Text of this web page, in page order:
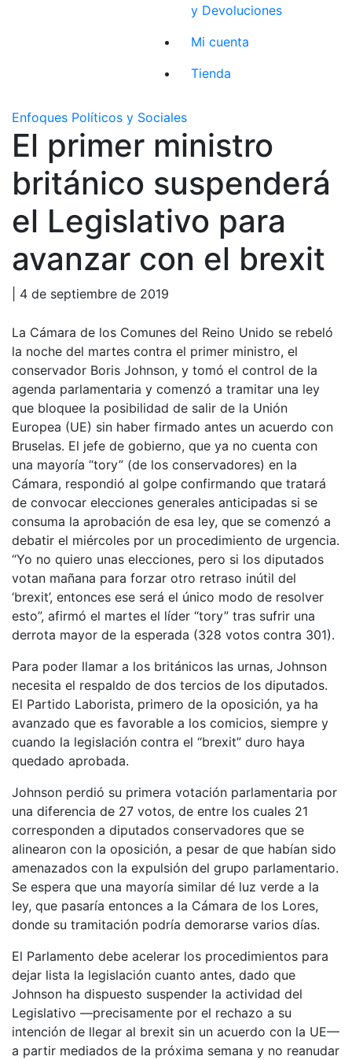
y Devoluciones
Mi cuenta
Tienda
Enfoques Políticos y Sociales
El primer ministro
británico suspenderá
el Legislativo para
avanzar con el brexit
| 4 de septiembre de 2019
La Cámara de los Comunes del Reino Unido se rebeló
la noche del martes contra el primer ministro, el
conservador Boris Johnson, y tomó el control de la
agenda parlamentaria y comenzó a tramitar una ley
que bloquee la posibilidad de salir de la Unión
Europea (UE) sin haber firmado antes un acuerdo con
Bruselas. El jefe de gobierno, que ya no cuenta con
una mayoría “tory” (de los conservadores) en la
Cámara, respondió al golpe confirmando que tratará
de convocar elecciones generales anticipadas si se
consuma la aprobación de esa ley, que se comenzó a
debatir el miércoles por un procedimiento de urgencia.
“Yo no quiero unas elecciones, pero si los diputados
votan mañana para forzar otro retraso inútil del
‘brexit’, entonces ese será el único modo de resolver
esto”, afirmó el martes el líder “tory” tras sufrir una
derrota mayor de la esperada (328 votos contra 301).
Para poder llamar a los británicos las urnas, Johnson
necesita el respaldo de dos tercios de los diputados.
El Partido Laborista, primero de la oposición, ya ha
avanzado que es favorable a los comicios, siempre y
cuando la legislación contra el “brexit” duro haya
quedado aprobada.
Johnson perdió su primera votación parlamentaria por
una diferencia de 27 votos, de entre los cuales 21
corresponden a diputados conservadores que se
alinearon con la oposición, a pesar de que habían sido
amenazados con la expulsión del grupo parlamentario.
Se espera que una mayoría similar dé luz verde a la
ley, que pasaría entonces a la Cámara de los Lores,
donde su tramitación podría demorarse varios días.
El Parlamento debe acelerar los procedimientos para
dejar lista la legislación cuanto antes, dado que
Johnson ha dispuesto suspender la actividad del
Legislativo —precisamente por el rechazo a su
intención de llegar al brexit sin un acuerdo con la UE—
a partir mediados de la próxima semana y no reanudar